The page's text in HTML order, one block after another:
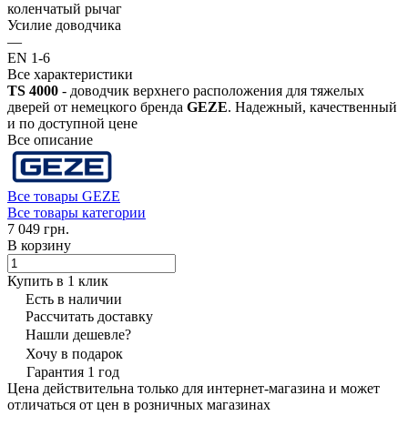
коленчатый рычаг
Усилие доводчика
—
EN 1-6
Все характеристики
TS 4000 - доводчик верхнего расположения для тяжелых
дверей от немецкого бренда GEZE. Надежный, качественный
и по доступной цене
Все описание
Все товары GEZE
Все товары категории
7 049 грн.
В корзину
Купить в 1 клик
Есть в наличии
Рассчитать доставку
Нашли дешевле?
Хочу в подарок
Гарантия 1 год
Цена действительна только для интернет-магазина и может
отличаться от цен в розничных магазинах